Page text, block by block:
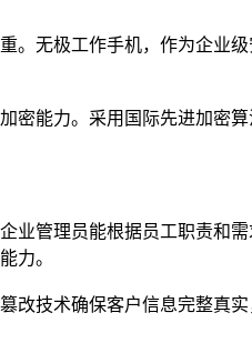
。无极工作手机，作为企业
密能力。采用国际先进加密
业管理员能根据员工职责和
力。
改技术确保客户信息完整真